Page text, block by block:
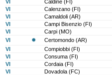
VI
Caldine (FI)
VI
Calenzano (FI)
VI
Camaldoli (AR)
VI
Campi Bisenzio (FI)
VI
Carpi (MO)
VI
Certomondo (AR)
VI
Compiobbi (FI)
VI
Consuma (FI)
VI
Cordaia (FI)
VI
Dovadola (FC)